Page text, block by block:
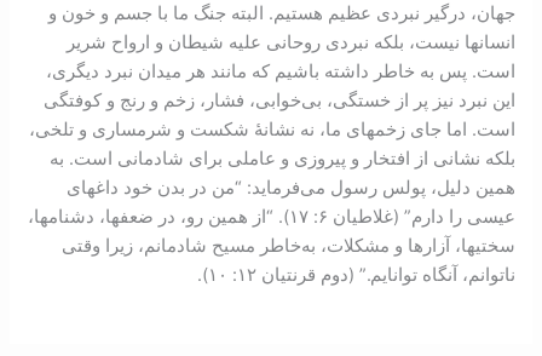
جهان، درگیر نبردی عظیم هستیم. البته جنگ ما با جسم و خون و
انسانها نیست، بلکه نبردی روحانی عليه شيطان و ارواح شرير
است.‌ پس به خاطر داشته باشيم که مانند هر میدان نبرد دیگری،
این نبرد نیز پر از خستگی، بی‌خوابی، فشار، زخم و رنج و کوفتگی
است. اما جای زخمهای ما، نه نشانۀ شکست و شرمساری و تلخی،
بلکه نشانی از افتخار و پیروزی و عاملی برای شادمانی است. به
همین دلیل، پولس رسول می‌فرماید: “من در بدن خود داغهای
عيسی را دارم” (غلاطيان ۶: ۱۷). “از همين رو، در ضعفها، دشنامها،
سختيها، آزارها و مشکلات، به‌خاطر مسيح شادمانم، زيرا وقتی
ناتوانم، آنگاه توانايم.” (دوم قرنتیان ۱۲: ۱۰).